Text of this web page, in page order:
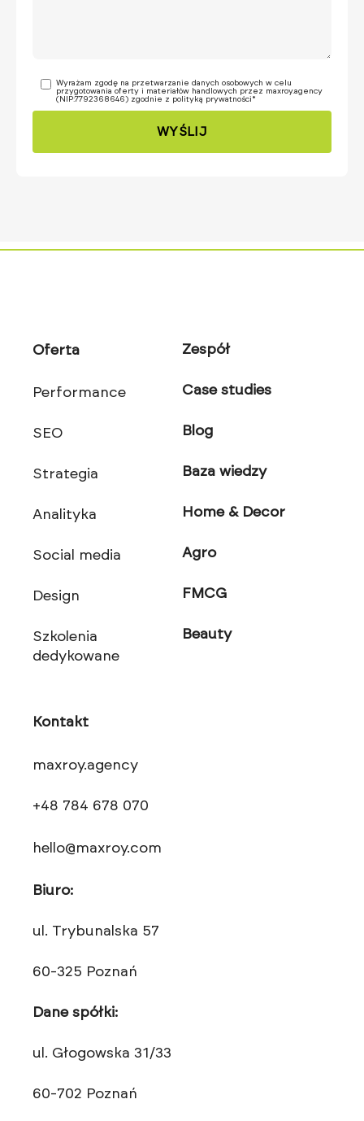
Wyrażam zgodę na przetwarzanie danych osobowych w celu
przygotowania oferty i materiałów handlowych przez maxroy.agency
(NIP:7792368646) zgodnie z polityką prywatności *
Oferta
Performance
SEO
Strategia
Analityka
Social media
Design
Szkolenia
dedykowane
Kontakt
maxroy.agency
+48 784 678 070
hello@maxroy.com
Biuro:
ul. Trybunalska 57
60-325 Poznań
Dane spółki:
ul. Głogowska 31/33
60-702 Poznań
Zespół
Case studies
Blog
Baza wiedzy
Home & Decor
Agro
FMCG
Beauty